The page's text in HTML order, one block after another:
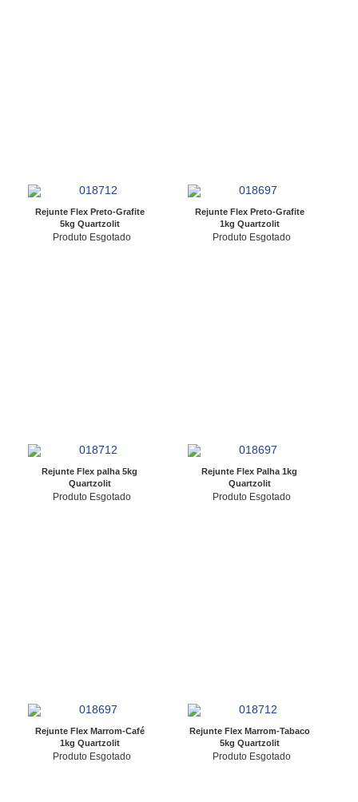
Rejunte Flex Preto-Grafite
5kg Quartzolit
Produto Esgotado
Rejunte Flex Preto-Grafite
1kg Quartzolit
Produto Esgotado
Rejunte Flex palha 5kg
Quartzolit
Produto Esgotado
Rejunte Flex Palha 1kg
Quartzolit
Produto Esgotado
Rejunte Flex Marrom-Café
1kg Quartzolit
Produto Esgotado
Rejunte Flex Marrom-Tabaco
5kg Quartzolit
Produto Esgotado